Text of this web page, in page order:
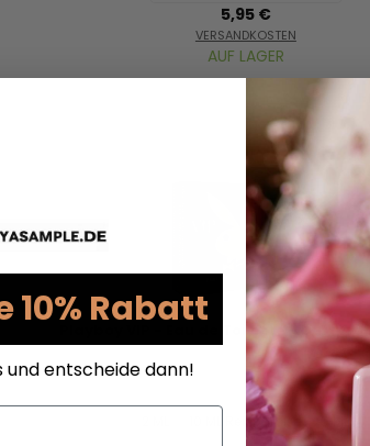
5,95 €
VERSANDKOSTEN
AUF LAGER
Playboy VIP - Eau de Toilette -
10 ML Reisegröße 5 ML
10% Rabatt
und entscheide dann!